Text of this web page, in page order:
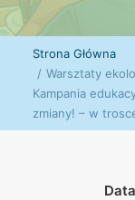
Strona Główna
Warsztaty
Kampania
zmiany! – w